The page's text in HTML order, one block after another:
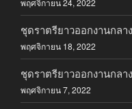
พฤศจิกายน 24, 2022
ชุดราตรียาวออกงานกลา
พฤศจิกายน 18, 2022
ชุดราตรียาวออกงานกลา
พฤศจิกายน 7, 2022